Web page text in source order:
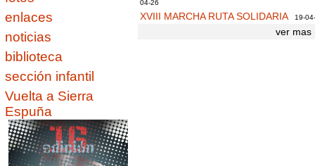
enlaces
noticias
biblioteca
sección infantil
Vuelta a Sierra
Espuña
04-26
XVIII MARCHA RUTA SOLIDARIA 19-
ver mas